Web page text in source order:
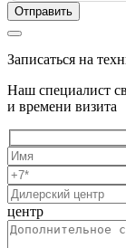
Записаться на
Наш специалист
и времени визита
центр